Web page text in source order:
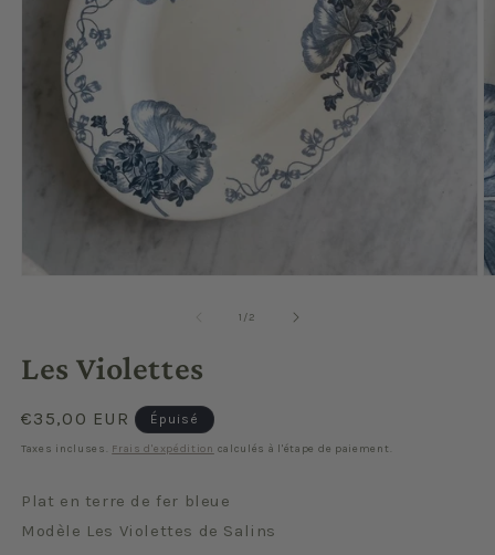
une
fenêtre
1 /de2
Les Violettes
Prix
habituel
€35,00 EUR Épuisé
Taxes incluses. Frais d'expédition calculés à l'étape de paiement.
Plat en terre de fer bleue
Modèle Les Violettes de Salins